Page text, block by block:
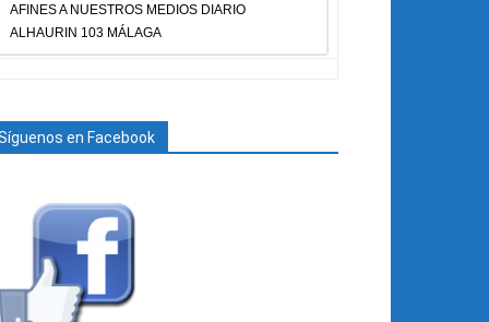
AFINES A NUESTROS MEDIOS DIARIO
ALHAURIN 103 MÁLAGA
en Facebook